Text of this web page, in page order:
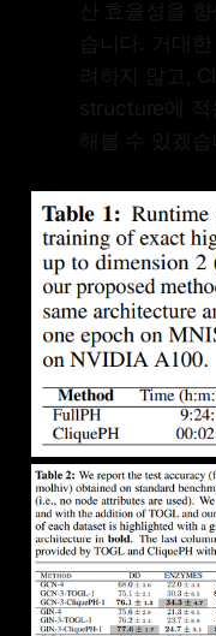
산 효율성을
습니다. 거대
려하지 않고,
structure에 적
해볼 수 있겠습